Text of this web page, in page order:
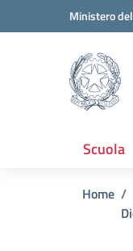
Vai ai contenuti
Vai al menu diMinistero
Scuola
Home